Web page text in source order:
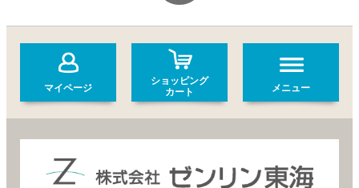
マイページ
ショッピング
カート
メニュー